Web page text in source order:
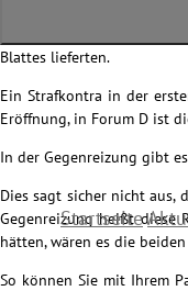
Startseite
Neben den natürlichen
(Farbe oder NT) zu tun
Blattes lieferten.
Ein Strafkontra in der
Eröffnung, in Forum D ist
In der Gegenreizung gibt
Dies sagt sicher nicht aus,
Gegenreizung heißt diese
hätten, wären es die
So können Sie mit Ihrem